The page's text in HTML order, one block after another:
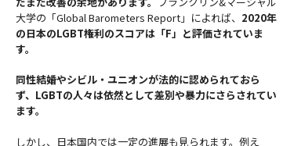
大学の「Global Barometers Report」によれば、 2020年
の日本のLGBT権利のスコアは「F」と評価されていま
す。
同性結婚やシビル・ユニオンが法的に認められておら
ず、LGBTの人々は依然として差別や暴力にさらされてい
ます。
しかし、日本国内では一定の進展も見られます。例え